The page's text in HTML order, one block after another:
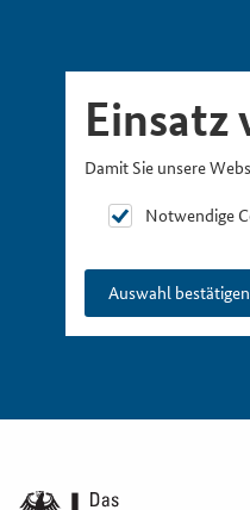
Einsatz
Damit Sie unsere
Notwendige
Auswahl bestätigen